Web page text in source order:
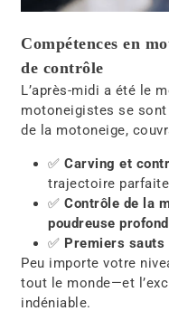
Compétences en
de contrôle
L’après-midi a été le
motoneigistes se
de la motoneige,
✅ Carving et
trajectoire parfaite
✅ Contrôle de la
poudreuse
✅ Premiers
Peu importe votre
tout le monde—et
indéniable.